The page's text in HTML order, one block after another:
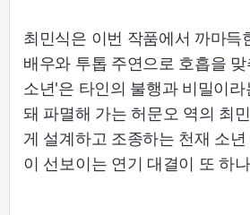
최민식은 이번 작품에서 까마득
배우와 투톱 주연으로 호흡을
소년'은 타인의 불행과 비밀이
돼 파멸해 가는 허문오 역의 최
게 설계하고 조종하는 천재 소
이 선보이는 연기 대결이 또 하